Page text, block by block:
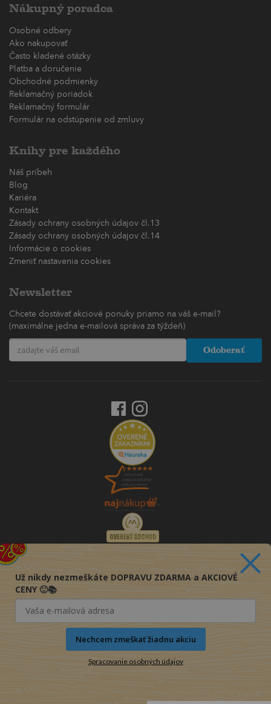
Nákupný poradca
Osobné odbery
Ako nakupovať
Často kladené otázky
Platba a doručenie
Obchodné podmienky
Reklamačný poriadok
Reklamačný formulár
Formulár na odstúpenie od zmluvy
Knihy pre každého
Náš príbeh
Blog
Kariéra
Kontakt
Zásady ochrany osobných údajov čl.13
Zásady ochrany osobných údajov čl.14
Informácie o cookies
Zmeniť nastavenia cookies
Newsletter
Chcete dostávať akciové ponuky priamo na váš e-mail?
(maximálne jedna e-mailová správa za týždeň)
Odoberať
Už nikdy nezmeškáte DOPRAVU ZDARMA a AKCIOVÉ
CENY 🙂📚
Nechcem zmeškať žiadnu akciu
Spracovanie osobných údajov